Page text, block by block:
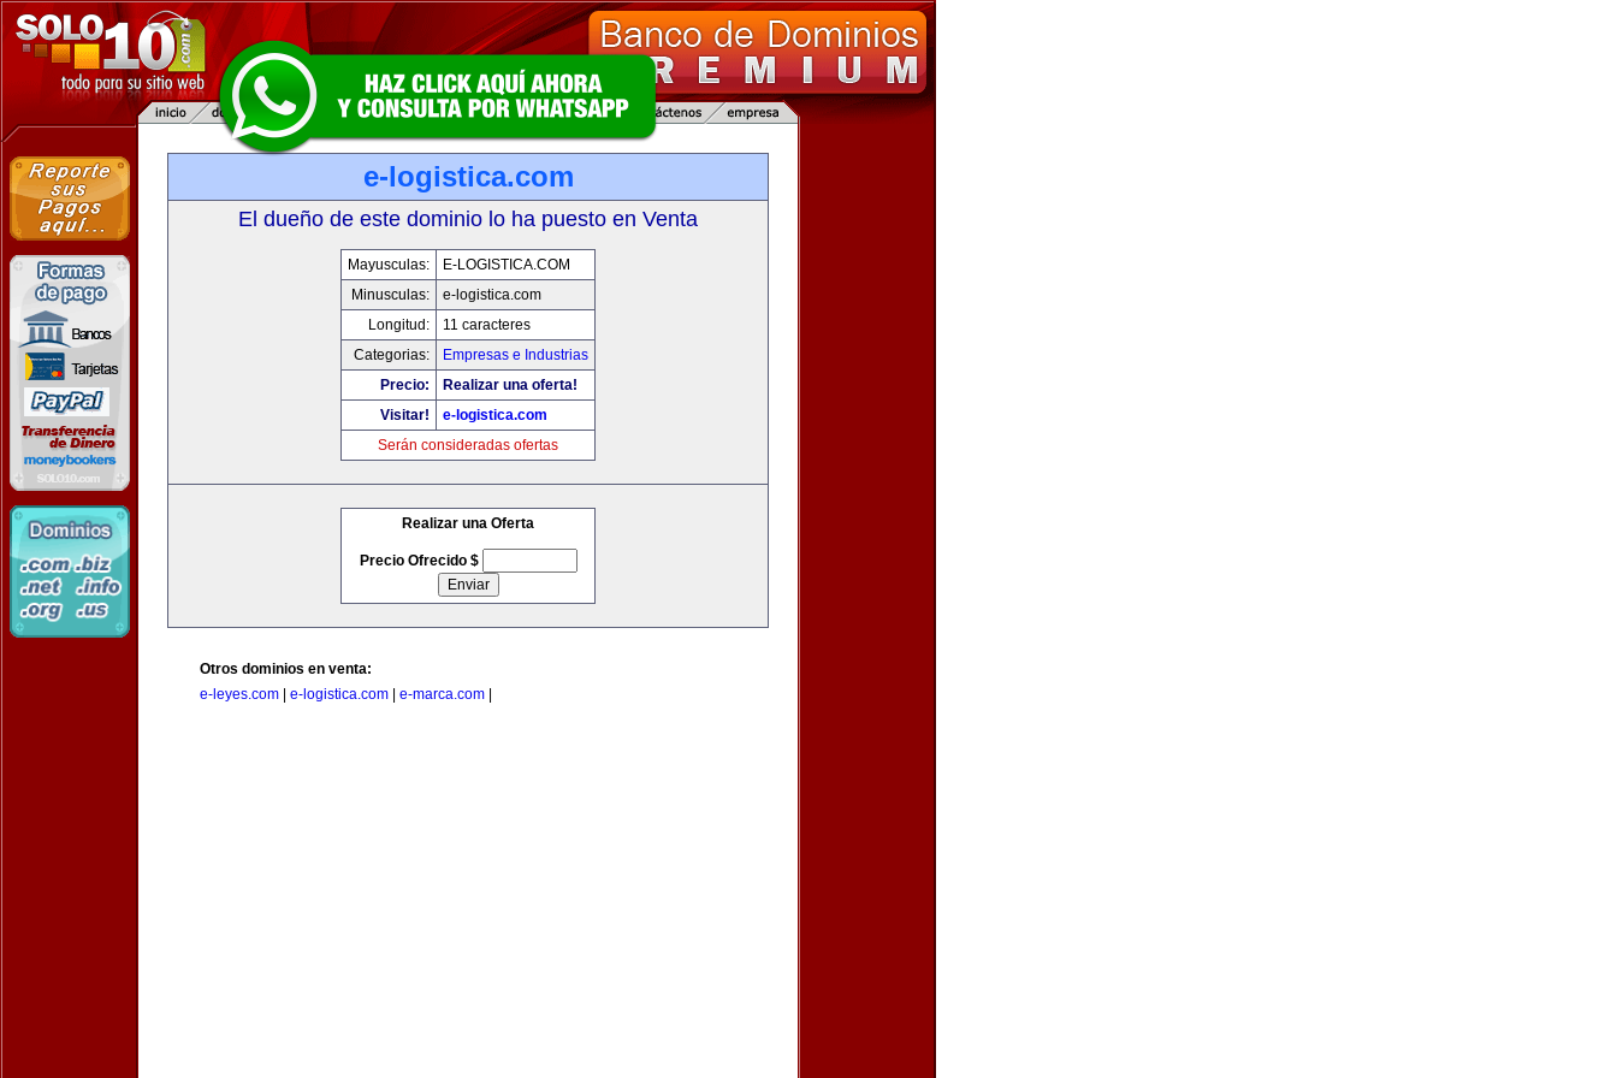
e-logistica.com
El dueño de este dominio lo ha puesto en Venta
Mayusculas:
E-LOGISTICA.COM
Minusculas:
e-logistica.com
Longitud:
11 caracteres
Categorias:
Empresas e Industrias
Precio:
Realizar una oferta!
Visitar!
e-logistica.com
Serán consideradas ofertas
Realizar una Oferta
Precio Ofrecido $
Otros dominios en venta:
e-leyes.com
e-logistica.com e-marca.com